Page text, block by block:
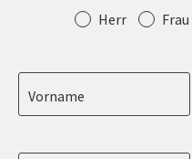
Anrede Herr Frau
Vorname